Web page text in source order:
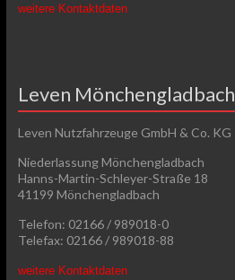
weitere Kontaktdaten
Leven Mönchengladbach
Leven Nutzfahrzeuge GmbH & Co. KG
Niederlassung Mönchengladbach
Hanns-Martin-Schleyer-Straße 18
41199 Mönchengladbach
Telefon: 02166 / 989018-0
Telefax: 02166 / 989018-88
weitere Kontaktdaten